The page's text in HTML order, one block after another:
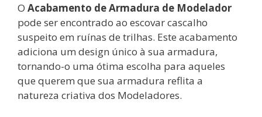
O Acabamento de Armadura de Modelador
pode ser encontrado ao escovar cascalho
suspeito em ruínas de trilhas. Este acabamento
adiciona um design único à sua armadura,
tornando-o uma ótima escolha para aqueles
que querem que sua armadura reflita a
natureza criativa dos Modeladores.